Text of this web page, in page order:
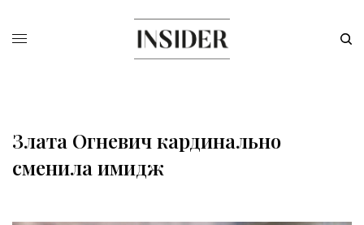
Злата Огневич кардинально
сменила имидж